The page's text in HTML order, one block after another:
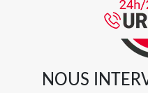
NOUS